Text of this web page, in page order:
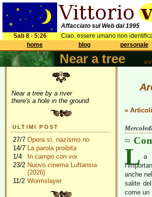
Affacciato sul Web dal 1995
Sab 8 - 5:26
Ciao, essere umano non
home
blog personale
Near a tree
Near a tree by a river
there's a hole in the ground
ULTIMI POST
27/7 Opera sì, nazismo no
14/7 La parola proibita
1/4
In campo con voi
23/2 Nuovo cinema Luftansia
(2026)
11/2 Wormslayer
«
L a
anche
salite
come un